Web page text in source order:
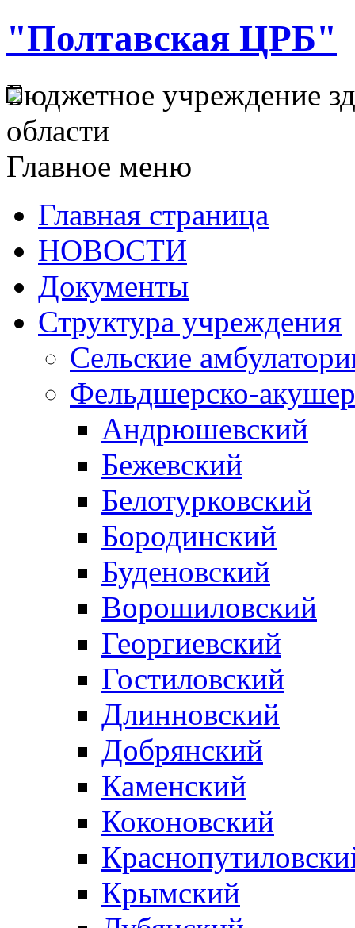
"Полтавская ЦРБ"
Бюджетное учреждение
области
Главное меню
Главная страница
НОВОСТИ
Документы
Структура учреждения
Сельские
Фельдшерско-
Андрюшевский
Бежевский
Белотурковский
Бородинский
Буденовский
Ворошиловский
Георгиевский
Гостиловский
Длинновский
Добрянский
Каменский
Коконовский
Крымский